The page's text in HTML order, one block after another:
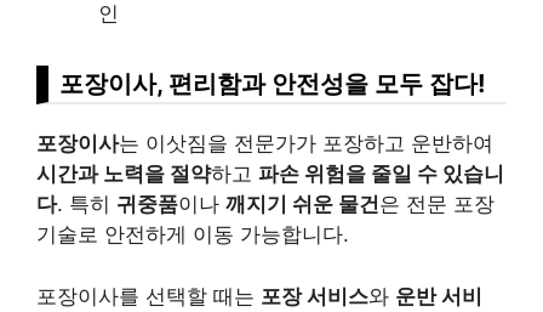
인
포장이사, 편리함과 안전성을 모두 잡다!
포장이사는 이삿짐을 전문가가 포장하고 운반하여
시간과 노력을 절약하고 파손 위험을 줄일 수 있습니
다. 특히 귀중품이나 깨지기 쉬운 물건은 전문 포장
기술로 안전하게 이동 가능합니다.
포장이사를 선택할 때는 포장 서비스와 운반 서비